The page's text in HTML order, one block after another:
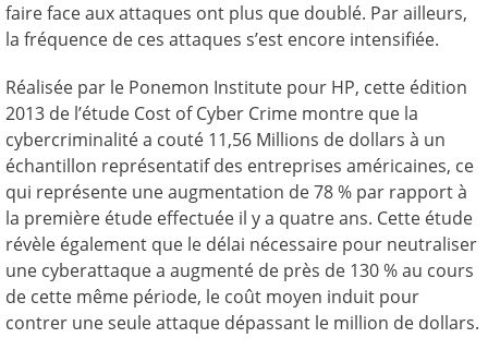
faire face aux attaques ont plus que doublé. Par ailleurs,
la fréquence de ces attaques s’est encore intensifiée.
Réalisée par le Ponemon Institute pour HP, cette édition
2013 de l’étude Cost of Cyber Crime montre que la
cybercriminalité a couté 11,56 Millions de dollars à un
échantillon représentatif des entreprises américaines, ce
qui représente une augmentation de 78 % par rapport à
la première étude effectuée il y a quatre ans. Cette étude
révèle également que le délai nécessaire pour neutraliser
une cyberattaque a augmenté de près de 130 % au cours
de cette même période, le coût moyen induit pour
contrer une seule attaque dépassant le million de dollars.